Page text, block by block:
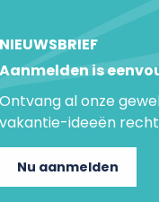
NIEUWSBRIEF
Aanmelden is
Ontvang al onze
vakantie-ideeën
Nu aanmelden